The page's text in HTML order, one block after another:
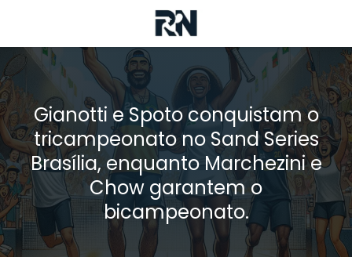
Gianotti e Spoto conquistam o
tricampeonato no Sand Series
Brasília, enquanto Marchezini e
Chow garantem o
bicampeonato.